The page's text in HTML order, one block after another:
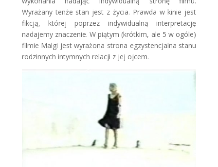
Wyrażany tenże stan jest z życia. Prawda w kinie jest
fikcją, której poprzez indywidualną interpretację
nadajemy znaczenie. W piątym (krótkim, ale 5 w ogóle)
filmie Malgi jest wyrażona strona egzystencjalna stanu
rodzinnych intymnych relacji z jej ojcem.